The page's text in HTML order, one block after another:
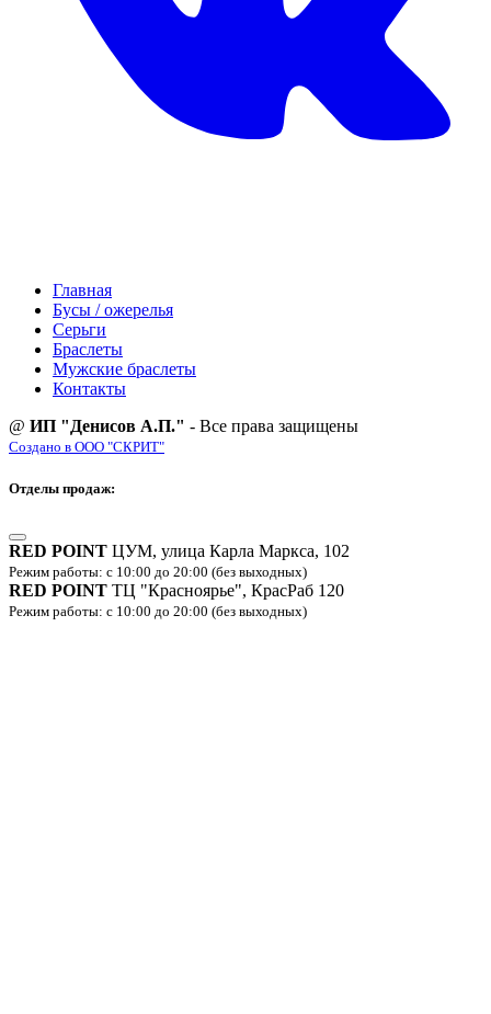
Главная
Бусы / ожерелья
Серьги
Браслеты
Мужские браслеты
Контакты
@ ИП "Денисов А.П." - Все права защищены
Создано в ООО "СКРИТ"
Отделы продаж:
RED POINT ЦУМ, улица Карла Маркса, 102
Режим работы: с 10:00 до 20:00 (без выходных)
RED POINT ТЦ "Красноярье", КрасРаб 120
Режим работы: с 10:00 до 20:00 (без выходных)